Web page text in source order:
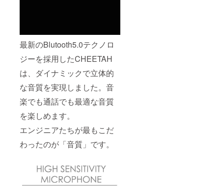
最新のBlutooth5.0テクノロ
ジーを採用したCHEETAH
は、ダイナミックで立体的
な音質を実現しました。音
楽でも通話でも最適な音質
を楽しめます。
エンジニアたちが最もこだ
わったのが「音質」です。